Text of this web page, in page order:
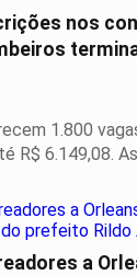
nos
1.800
R$ 6.149,08.
a